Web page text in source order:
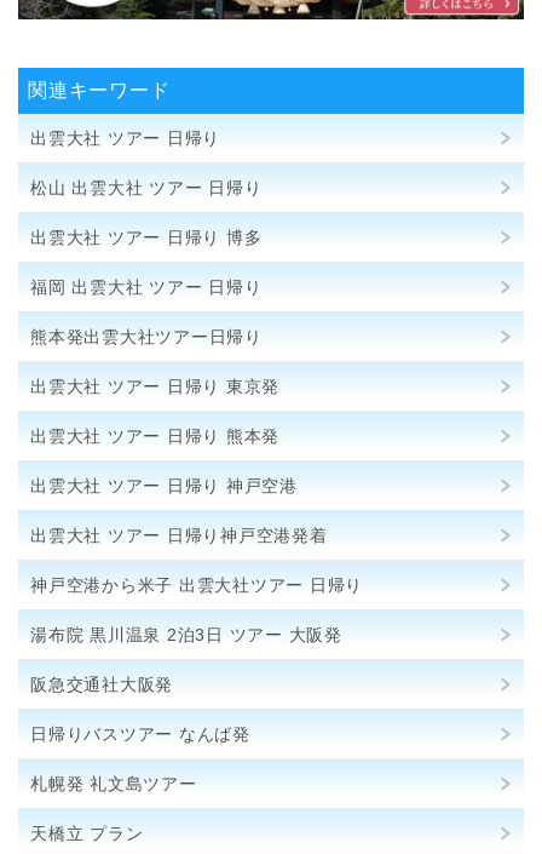
関連キーワード
出雲大社 ツアー 日帰り
松山 出雲大社 ツアー 日帰り
出雲大社 ツアー 日帰り 博多
福岡 出雲大社 ツアー 日帰り
熊本発出雲大社ツアー日帰り
出雲大社 ツアー 日帰り 東京発
出雲大社 ツアー 日帰り 熊本発
出雲大社 ツアー 日帰り 神戸空港
出雲大社 ツアー 日帰り神戸空港発着
神戸空港から米子 出雲大社ツアー 日帰り
湯布院 黒川温泉 2泊3日 ツアー 大阪発
阪急交通社大阪発
日帰りバスツアー なんば発
札幌発 礼文島ツアー
天橋立 プラン